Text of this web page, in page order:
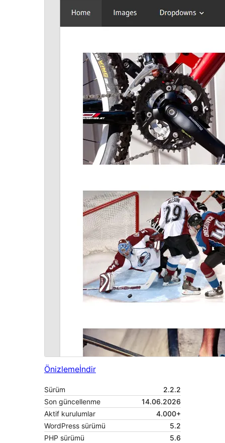
Önizlemeİndir
Sürüm
2.2.2
Son güncellenme
14.06.2026
Aktif kurulumlar
4.000+
WordPress sürümü
5.2
PHP sürümü
5.6